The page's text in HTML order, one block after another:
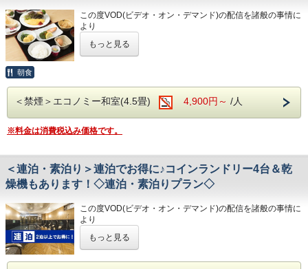
浴可能
男湯にはサウナも!
⑤ホテルに隣接した平置き駐車場!大型車やバスも駐車可能
◇お風呂◇
旅の疲れを癒して下さい。男湯にはサウナも完備♪
営業時間
◇駐車場◇
・大型トラックやバスも駐車可能な専用平置き駐車場37台
完備。
(700円/泊 ※車輌の大きさによって料金が異なります)
※大型車をご利用の場合は必ずご連絡ください
※駐車場は先着順になります
※満車の場合はホテル近くのコインパーキングをご案内いた
この度VOD(ビデオ・オン・デマンド)の配信を諸般の事情に
より
りました。
今までご愛顧いただき、誠にありがとうございました。
★港屋自慢の朝定食を食べて朝から元気にご出発ください★
★☆ひと目で分かる！ホテル港屋の５つの特徴☆★
②JR高知駅から徒歩5分の好立地!
③良質の睡眠をご提供!シモンズ社製ベッドを全洋室に採用
④広々とした男女大浴場!深夜は1時まで朝は6時00分から入
浴可能
⑤ホテルに隣接した平置き駐車場!大型車やバスも駐車可能
もっと見る
朝食
＜禁煙＞エコノミー和室(4.5畳) 4,900円～ /人
※料金は消費税込み価格です。
＜連泊・素泊り＞連泊でお得に♪コインランドリー4台＆乾
燥機もあります！◇連泊・素泊りプラン◇
この度VOD(ビデオ・オン・デマンド)の配信を諸般の事情に
より
りました。
今までご愛顧いただき、誠にありがとうございました。
何卒ご理解を賜りますようお願い申し上げます。
もっと見る